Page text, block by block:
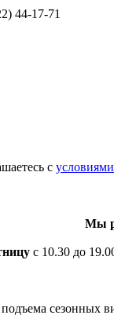
44-17-71
c
Мы
с 10.30 до
сезонных